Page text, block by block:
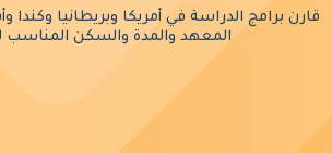
قارن برامج الدراسة في أمريكا وبريطانيا وكندا
المعهد والمدة والسكن المناسب